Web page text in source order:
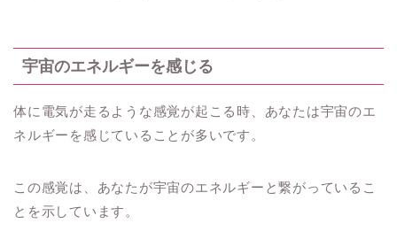
宇宙のエネルギーを感じる
体に電気が走るような感覚が起こる時、あなたは宇宙のエ
ネルギーを感じていることが多いです。
この感覚は、あなたが宇宙のエネルギーと繋がっているこ
とを示しています。